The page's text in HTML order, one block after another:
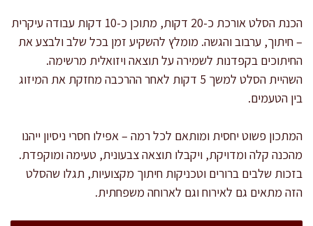
הכנת הסלט אורכת כ-20 דקות, מתוכן כ-10 דקות עבודה עיקרית
– חיתוך, ערבוב והגשה. מומלץ להשקיע זמן בכל שלב ולבצע את
החיתוכים בקפדנות לשמירה על תוצאה ויזואלית מרשימה.
השהיית הסלט למשך 5 דקות לאחר ההרכבה מחזקת את המיזוג
בין הטעמים.
המתכון פשוט יחסית ומותאם לכל רמה – אפילו חסרי ניסיון ייהנו
מהכנה קלה ומדויקת, ויקבלו תוצאה צבעונית, טעימה ומוקפדת.
בזכות שלבים ברורים וטכניקות חיתוך מקצועיות, תגלו שהסלט
הזה מתאים גם לאירוח וגם לארוחה משפחתית.